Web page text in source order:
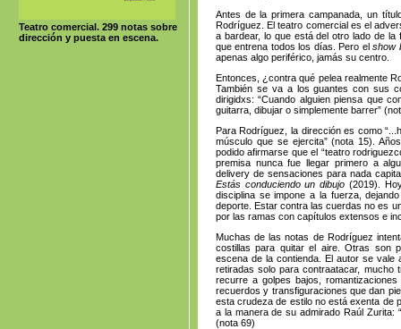
Teatro comercial. 299 notas sobre
dirección y puesta en escena.
Antes de la primera campanada, un
Rodríguez. El teatro comercial es el
a bardear, lo que está del otro lado de
que entrena todos los días. Pero elshow
apenas algo periférico, jamás su centro.
Entonces, ¿contra qué pelea realmente
También se va a los guantes con sus
dirigidxs: “Cuando alguien piensa que
guitarra, dibujar o simplemente barrer”
Para Rodríguez, la dirección es como
músculo que se ejercita” (nota 15).
podido afirmarse que el “teatro
premisa nunca fue llegar primero a
delivery de sensaciones para nada
Estás conduciendo un dibujo (2019).
disciplina se impone a la fuerza,
deporte. Estar contra las cuerdas no es
por las ramas con capítulos extensos e
Muchas de las notas de Rodríguez
costillas para quitar el aire. Otras son
escena de la contienda. El autor se vale
retiradas solo para contraatacar, mucho
recurre a golpes bajos,
recuerdos y transfiguraciones que dan
esta crudeza de estilo no está exenta de
a la manera de su admirado Raúl Zurita:
(nota 69)